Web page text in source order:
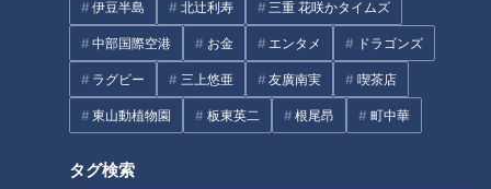
伊豆半島 北辻利寿 三重 花咲かタイムズ
中部国際空港 お金 エンタメ ドラゴンズ
ラグビー 三上悠亜 友廣南実 喫茶店
東山動植物園 板東英二 根尾昂 町中華
タグ検索
ちにしょうゆ、バルサミコ酢をかけてからめる。
3 じゃが芋はよく洗って半分、または4等分に切り、水でさ
っと洗って鍋に入れ、かぶるくらいの水を注いで塩少々を入れ